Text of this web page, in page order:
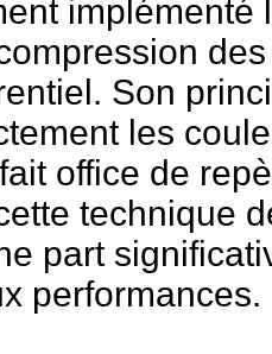
Son
les
office de
technique
part
performances.